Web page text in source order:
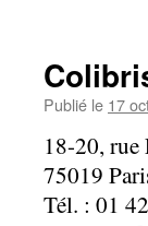
Publié le 17
18-20, rue
75019
Tél. : 01